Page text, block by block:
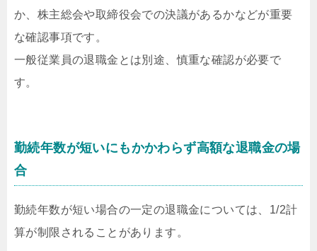
か、株主総会や取締役会での決議があるかなどが重要
な確認事項です。
一般従業員の退職金とは別途、慎重な確認が必要で
す。
勤続年数が短いにもかかわらず高額な退職金の場
合
勤続年数が短い場合の一定の退職金については、1/2計
算が制限されることがあります。